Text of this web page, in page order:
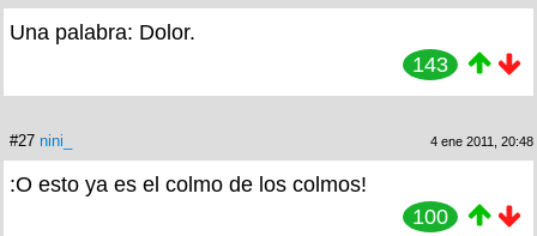
Una palabra: Dolor.
143
#27 nini_ 4 ene 2011, 20:48
:O esto ya es el colmo de los colmos!
100